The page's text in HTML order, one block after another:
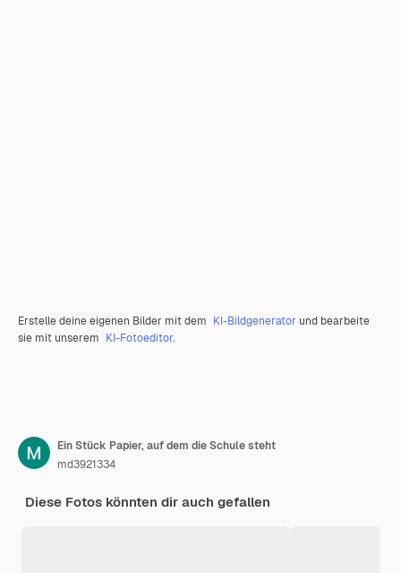
Erstelle deine eigenen Bilder mit dem KI-Bildgenerator und bearbeite
sie mit unserem KI-Fotoeditor.
Ein Stück Papier, auf dem die Schule steht
md3921334
Diese Fotos könnten dir auch gefallen